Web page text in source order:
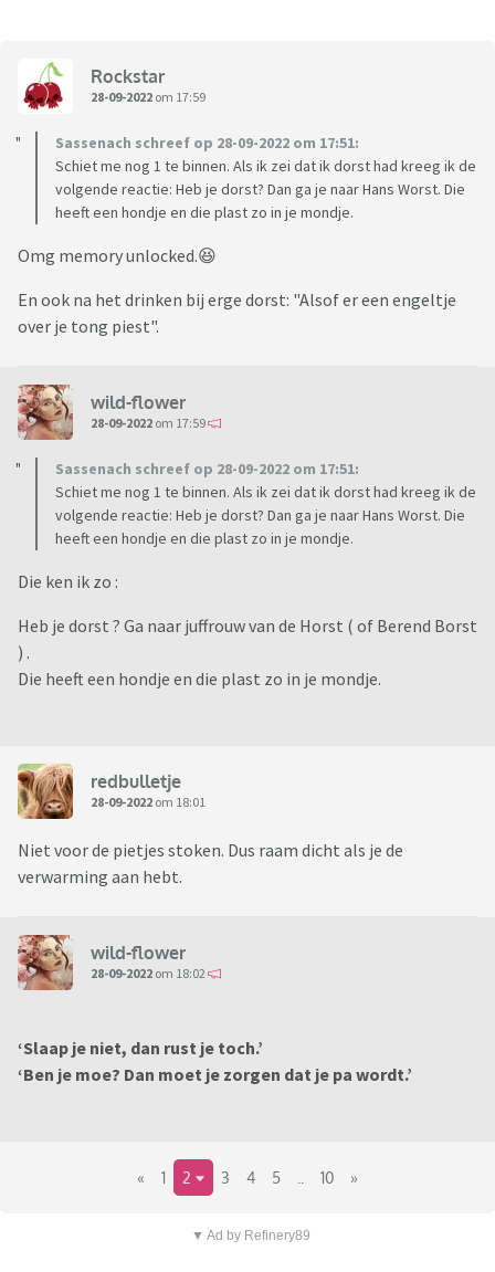
Rockstar
28-09-2022 om 17:59
Sassenach schreef op 28-09-2022 om 17:51:
Schiet me nog 1 te binnen. Als ik zei dat ik dorst had kreeg ik de
volgende reactie: Heb je dorst? Dan ga je naar Hans Worst. Die
heeft een hondje en die plast zo in je mondje.
Omg memory unlocked.😆
En ook na het drinken bij erge dorst: "Alsof er een engeltje
over je tong piest".
wild-flower
28-09-2022 om 17:59
Sassenach schreef op 28-09-2022 om 17:51:
Schiet me nog 1 te binnen. Als ik zei dat ik dorst had kreeg ik de
volgende reactie: Heb je dorst? Dan ga je naar Hans Worst. Die
heeft een hondje en die plast zo in je mondje.
Die ken ik zo :
Heb je dorst ? Ga naar juffrouw van de Horst ( of Berend Borst
) .
Die heeft een hondje en die plast zo in je mondje.
redbulletje
28-09-2022 om 18:01
Niet voor de pietjes stoken. Dus raam dicht als je de
verwarming aan hebt.
wild-flower
28-09-2022 om 18:02
‘Slaap je niet, dan rust je toch.’
‘Ben je moe? Dan moet je zorgen dat je pa wordt.’
« 1 2 3 4 5 10 »
▼ Ad by Refinery89